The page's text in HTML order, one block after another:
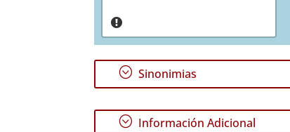
; Sinonimias
; Información Adicional